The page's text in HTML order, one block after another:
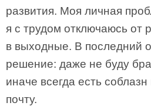
развития. Моя личная
я с трудом отключаюсь от
в выходные. В последний
решение: даже не буду
иначе всегда есть
почту.